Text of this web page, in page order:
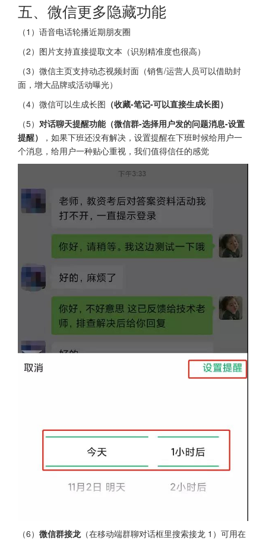
五、微信更多隐藏功能
（1）语音电话轮播近期朋友圈
（2）图片支持直接提取文本（识别精准度也很高）
（3）微信主页支持动态视频封面（销售/运营人员可以借助封
面，增大品牌或活动曝光）
（4）微信可以生成长图 （收藏-笔记-可以直接生成长图）
（5） 对话聊天提醒功能（微信群-选择用户发的问题消息-设置
提醒）
，如果下班还没有解决，设置提醒在下班时候给用户一
个消息，给用户一种贴心重视，我们值得信任的感觉
（6） 微信群接龙 （在移动端群聊对话框里搜索接龙 1）可用在